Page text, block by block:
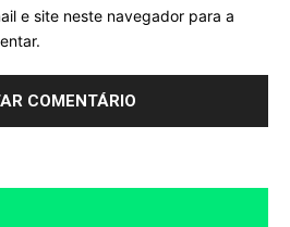
e site neste navegador para a